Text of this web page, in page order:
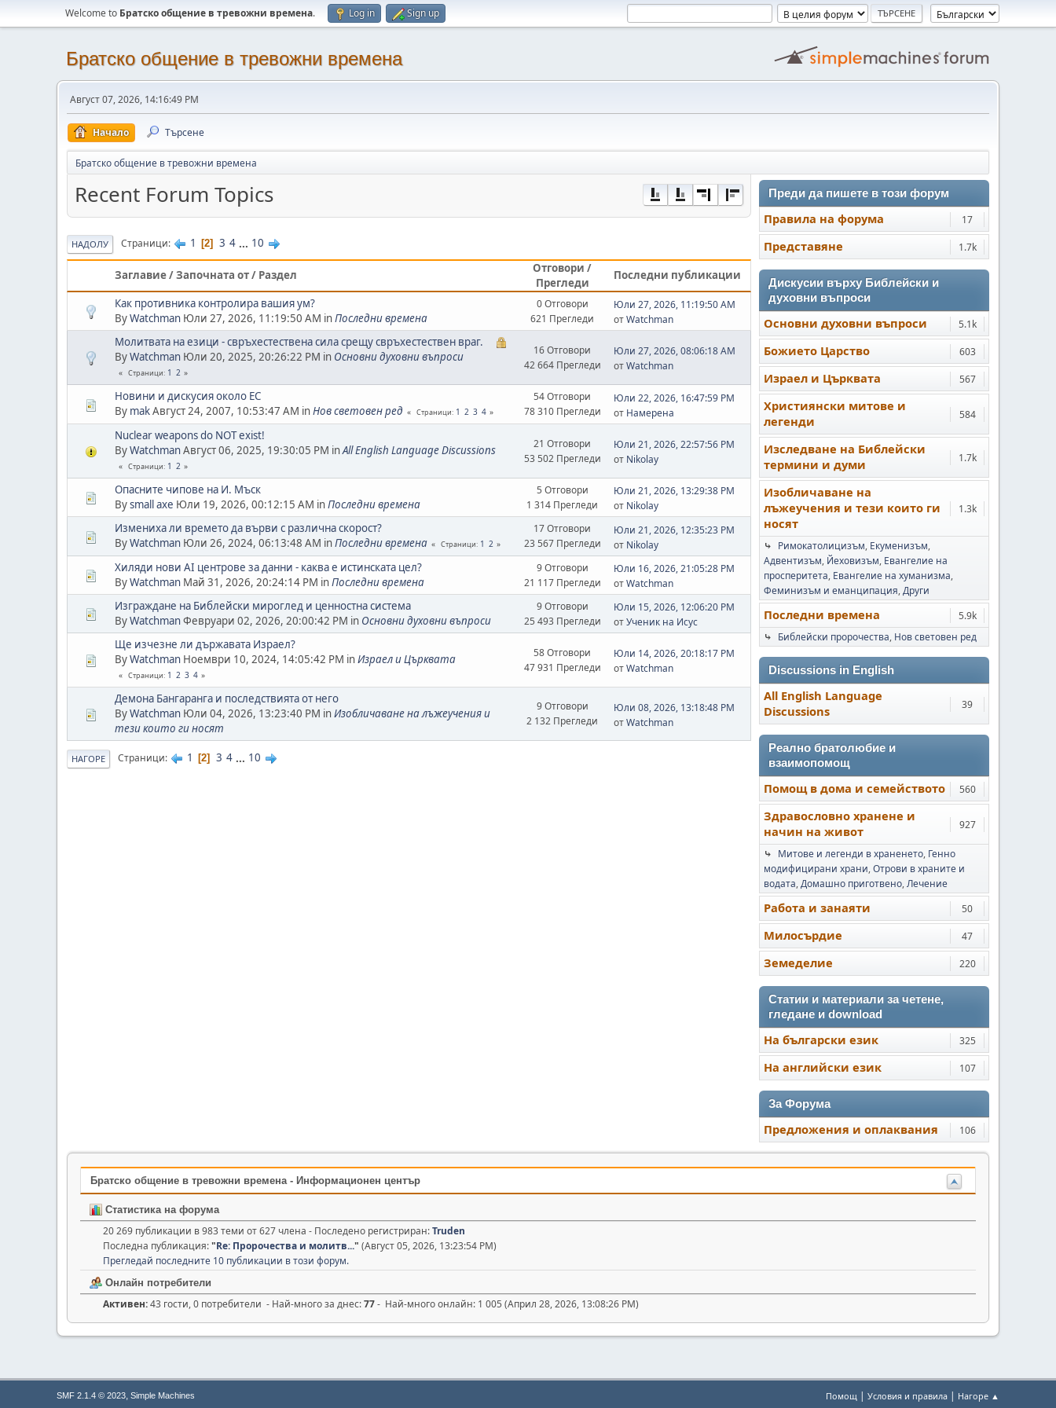
Welcome to Братско общение в тревожни времена. Log in Sign up
Братско общение в тревожни времена
Август 07, 2026, 14:16:49 PM
Начало Търсене
Братско общение в тревожни времена
Recent Forum Topics
НАДОЛУ Страници 1 2 3 4 ... 10
Заглавие / Започната от / Раздел
Отговори /
Прегледи
Последни публикации
Как противника контролира вашия ум?
ByWatchman Юли 27, 2026, 11:19:50 AM inПоследни времена
0 Отговори
621 Прегледи
Юли 27, 2026, 11:19:50 AM
отWatchman
Молитвата на езици - свръхестествена сила срещу свръхестествен враг.
ByWatchman Юли 20, 2025, 20:26:22 PM in Основни духовни въпроси
Страници 1 2
16 Отговори
42 664 Прегледи
Юли 27, 2026, 08:06:18 AM
отWatchman
Новини и дискусия около ЕС
By makАвгуст 24, 2007, 10:53:47 AM inНов световен ред Страници 1 2 3 4
54 Отговори
78 310 Прегледи
Юли 22, 2026, 16:47:59 PM
от Намерена
Nuclear weapons do NOT exist!
ByWatchmanАвгуст 06, 2025, 19:30:05 PM inAll English Language Discussions
Страници 1 2
21 Отговори
53 502 Прегледи
Юли 21, 2026, 22:57:56 PM
от Nikolay
Опасните чипове на И. Мъск
Bysmall axe Юли 19, 2026, 00:12:15 AM inПоследни времена
5 Отговори
1 314 Прегледи
Юли 21, 2026, 13:29:38 PM
от Nikolay
Измениха ли времето да върви с различна скорост?
ByWatchman Юли 26, 2024, 06:13:48 AM inПоследни времена Страници 1 2
17 Отговори
23 567 Прегледи
Юли 21, 2026, 12:35:23 PM
от Nikolay
Хиляди нови AI центрове за данни - каква е истинската цел?
ByWatchman Май 31, 2026, 20:24:14 PM inПоследни времена
9 Отговори
21 117 Прегледи
Юли 16, 2026, 21:05:28 PM
отWatchman
Изграждане на Библейски мироглед и ценностна система
ByWatchmanФевруари 02, 2026, 20:00:42 PM in Основни духовни въпроси
9 Отговори
25 493 Прегледи
Юли 15, 2026, 12:06:20 PM
отУченик на Исус
Ще изчезне ли държавата Израел?
ByWatchman Ноември 10, 2024, 14:05:42 PM inИзраел и Църквата
Страници 1 2 3 4
58 Отговори
47 931 Прегледи
Юли 14, 2026, 20:18:17 PM
отWatchman
Демона Бангаранга и последствията от него
ByWatchman Юли 04, 2026, 13:23:40 PM inИзобличаване на лъжеучения и
тези които ги носят
9 Отговори
2 132 Прегледи
Юли 08, 2026, 13:18:48 PM
отWatchman
НАГОРЕ Страници 1 2 3 4 ... 10
Преди да пишете в този форум
Правила на форума 17
Представяне 1.7k
Дискусии върху Библейски и
духовни въпроси
Основни духовни въпроси 5.1k
Божието Царство 603
Израел и Църквата 567
Християнски митове и
легенди
584
Изследване на Библейски
термини и думи
1.7k
Изобличаване на
лъжеучения и тези които ги
носят
1.3k
⤷ Римокатолицизъм Екуменизъм
Адвентизъм Йеховизъм Евангелие на
просперитета Евангелие на хуманизма
Феминизъм и еманципация Други
Последни времена
5.9k
⤷ Библейски пророчества Нов световен ред
Discussions in English
All English Language
Discussions
39
Реално братолюбие и
взаимопомощ
Помощ в дома и семейството 560
Здравословно хранене и
начин на живот
927
⤷ Митове и легенди в храненето Генно
модифицирани храни Отрови в храните и
водата Домашно приготвено Лечение
Работа и занаяти 50
Милосърдие 47
Земеделие 220
Статии и материали за четене,
гледане и download
На български език 325
На английски език 107
За Форума
Предложения и оплаквания 106
Братско общение в тревожни времена - Информационен център
Статистика на форума
20 269 публикации в 983 теми от 627 члена - Последено регистриран:Truden
Последна публикация:"Re: Пророчества и молитв..." (Август 05, 2026, 13:23:54 PM)
Прегледай последните 10 публикации в този форум.
Онлайн потребители
Активен:43 гости, 0 потребители - Най-много за днес:77- Най-много онлайн: 1 005 (Април 28, 2026, 13:08:26 PM)
Помощ | Условия и правила | Нагоре ▲
SMF 2.1.4 © 2023, Simple Machines